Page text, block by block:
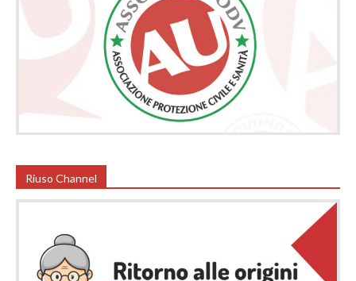
Riuso Channel